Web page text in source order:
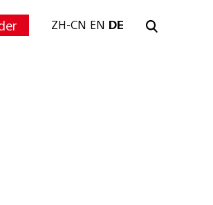
ZH-CN EN DE